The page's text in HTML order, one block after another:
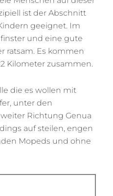
ist der Abschnitt
geeignet. Im
und eine gute
ratsam. Es kommen
Kilometer zusammen.
die es wollen mit
unter den
Richtung Genua
auf steilen, engen
Mopeds und ohne